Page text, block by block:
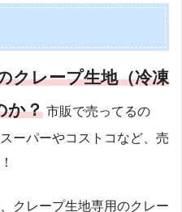
クレープ生地（冷凍
か？ 市販で売ってるの
ーパーやコストコなど、売
クレープ生地専用のクレー